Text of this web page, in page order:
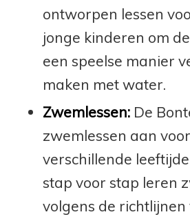
ontworpen lessen
jonge kinderen om
een speelse manier
maken met water.
Zwemlessen:De
zwemlessen aan
verschillende
stap voor stap leren
volgens de richtlijnen